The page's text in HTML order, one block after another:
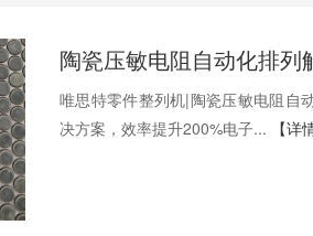
唯思特零件整列机|陶瓷压敏电阻自
决方案，效率提升200%电子...
【详